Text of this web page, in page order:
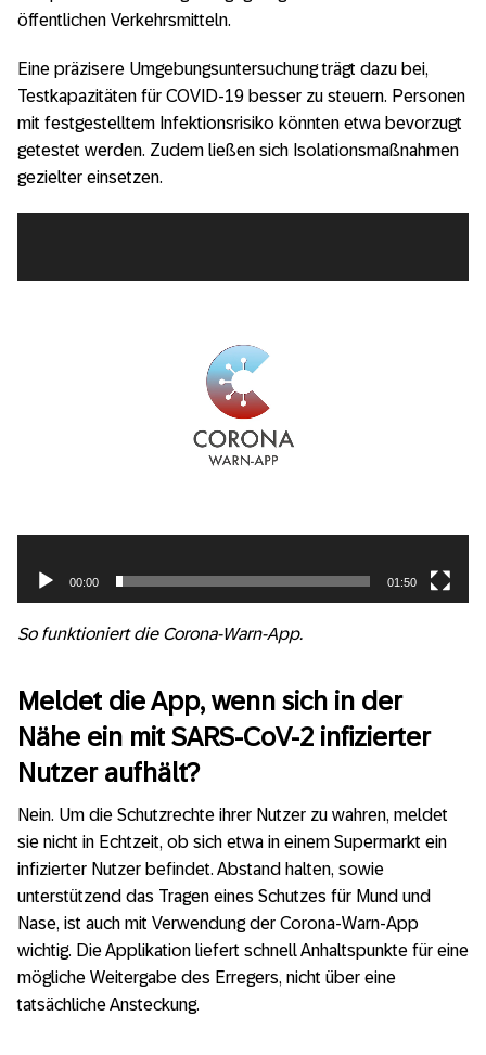
öffentlichen Verkehrsmitteln.
Eine präzisere Umgebungsuntersuchung trägt dazu bei,
Testkapazitäten für COVID-19 besser zu steuern. Personen
mit festgestelltem Infektionsrisiko könnten etwa bevorzugt
getestet werden. Zudem ließen sich Isolationsmaßnahmen
gezielter einsetzen.
00:00 01:50
So funktioniert die Corona-Warn-App.
Meldet die App, wenn sich in der
Nähe ein mit SARS-CoV-2 infizierter
Nutzer aufhält?
Nein. Um die Schutzrechte ihrer Nutzer zu wahren, meldet
sie nicht in Echtzeit, ob sich etwa in einem Supermarkt ein
infizierter Nutzer befindet. Abstand halten, sowie
unterstützend das Tragen eines Schutzes für Mund und
Nase, ist auch mit Verwendung der Corona-Warn-App
wichtig. Die Applikation liefert schnell Anhaltspunkte für eine
mögliche Weitergabe des Erregers, nicht über eine
tatsächliche Ansteckung.